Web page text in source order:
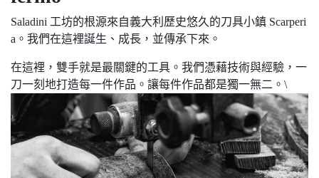
Saladini 工坊的根源來自義大利歷史悠久的刀具小鎮 Scarperi
a。我們在這裡誕生、成長，並傳承下來。
在這裡，雙手就是最關鍵的工具。我們憑藉技術與經驗，一
刀一刻地打造每一件作品。讓每件作品都是獨一無二。\